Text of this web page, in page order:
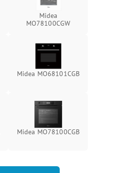
Midea
MO78100CGW
Midea MO68101CGB
Midea MO78100CGB